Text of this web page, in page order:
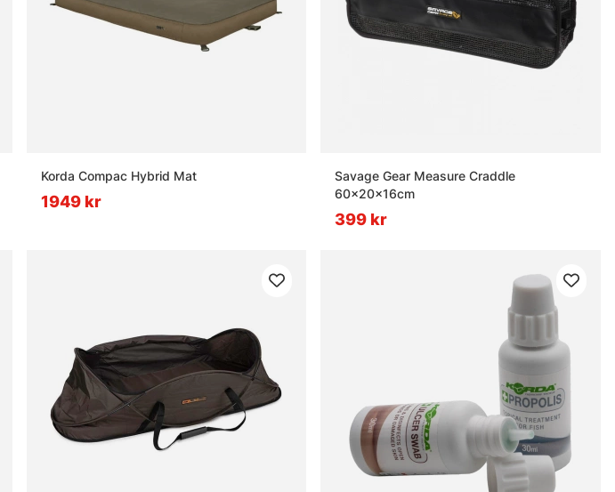
Korda Compac Hybrid Mat
1949 kr
Savage Gear Measure Craddle
60x20x16cm
399 kr